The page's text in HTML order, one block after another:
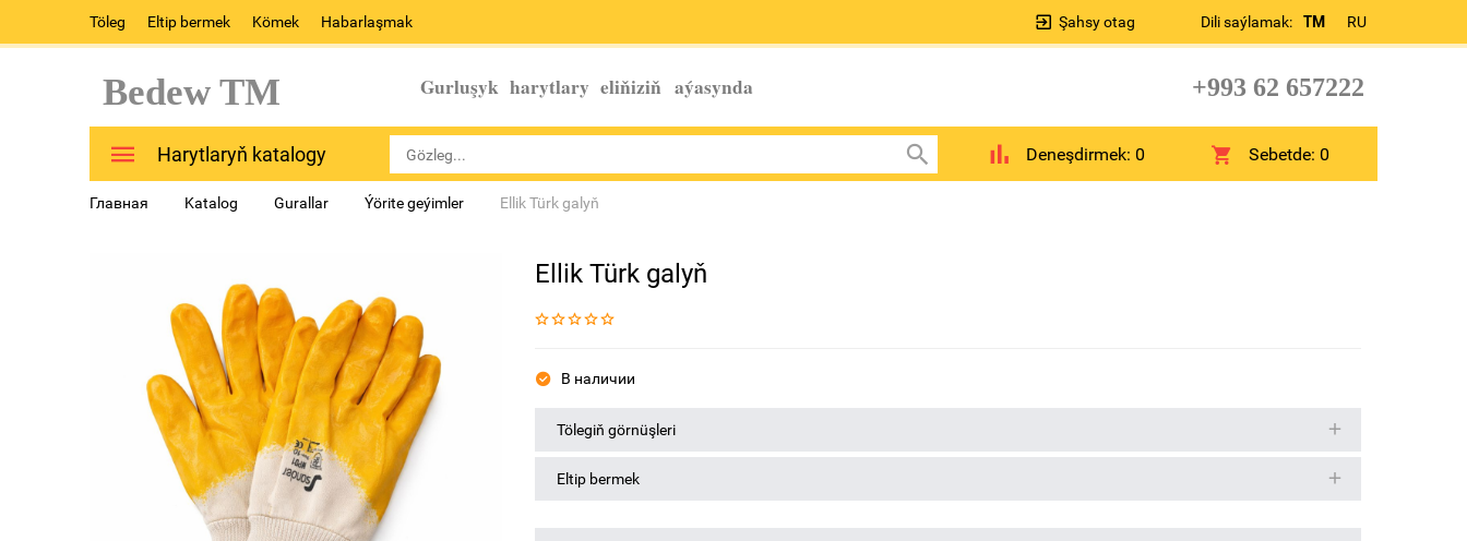
Töleg Eltip bermek Kömek Habarlaşmak Dili saýlamak: TM RU
Şahsy otag
Bedew TM Gurluşyk harytlary eliňiziň aýasynda +993 62 657222
Harytlaryň katalogy Deneşdirmek: 0 Sebetde:0
Главная Katalog Gurallar Ýörite geýimler Ellik Türk galyň
Ellik Türk galyň
В наличии
Tölegiň görnüşleri
Eltip bermek